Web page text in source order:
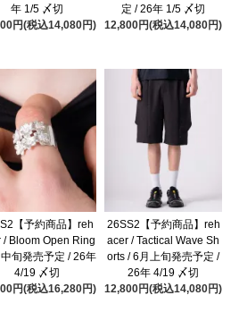
年 1/5 〆切
円(税込14,080円)
定 / 26年 1/5 〆切
12,800円(税込14,080円)
【予約商品】reh
/ Bloom Open Ring
旬発売予定 / 26年
4/19 〆切
円(税込16,280円)
26SS2【予約商品】reh
acer / Tactical Wave Sh
orts / 6月上旬発売予定 /
26年 4/19 〆切
12,800円(税込14,080円)